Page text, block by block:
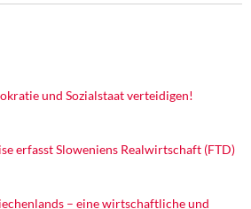
und Sozialstaat verteidigen!
erfasst Sloweniens Realwirtschaft (FTD)
– eine wirtschaftliche und